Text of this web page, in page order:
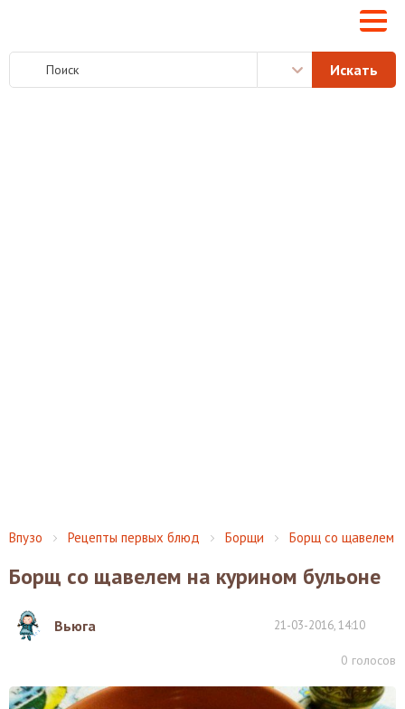
Впузо Рецепты первых блюд Борщи Борщ со щавелем
Борщ со щавелем на курином бульоне
Вьюга 21-03-2016, 14:10
0 голосов